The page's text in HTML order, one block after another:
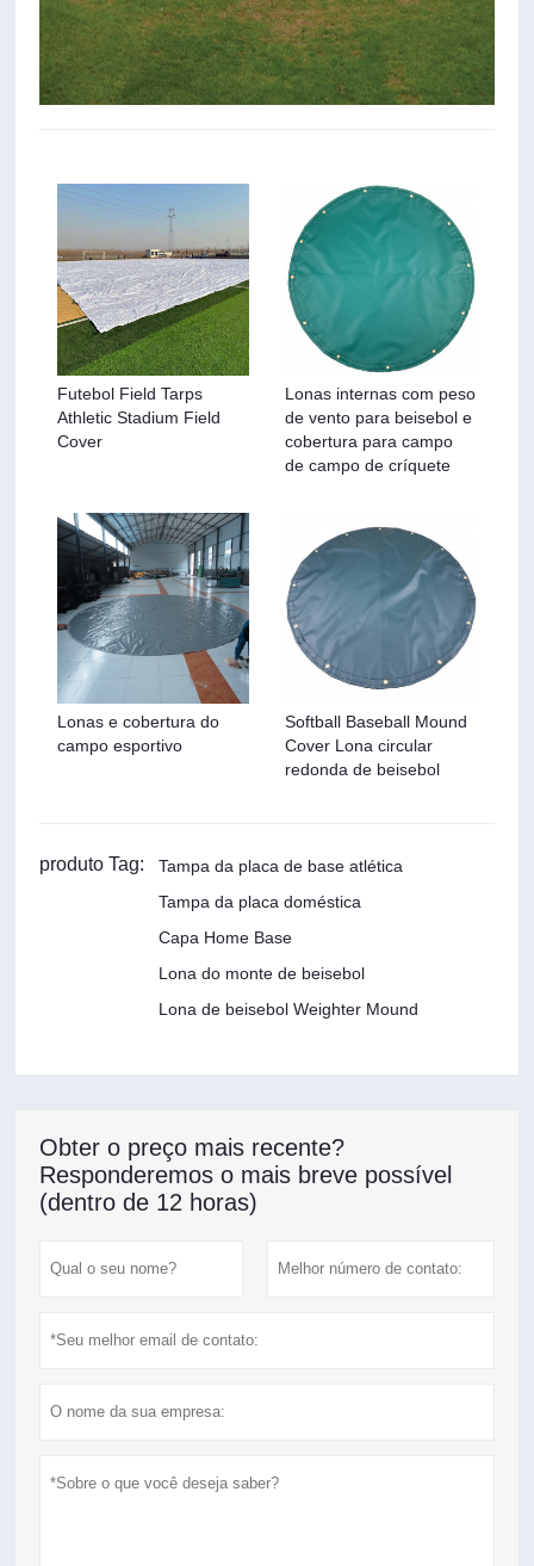
Futebol Field Tarps
Athletic Stadium Field
Cover
Lonas internas com peso
de vento para beisebol e
cobertura para campo
de campo de críquete
Lonas e cobertura do
campo esportivo
Softball Baseball Mound
Cover Lona circular
redonda de beisebol
produto Tag:
Tampa da placa de base atlética
Tampa da placa doméstica
Capa Home Base
Lona do monte de beisebol
Lona de beisebol Weighter Mound
Obter o preço mais recente?
Responderemos o mais breve possível
(dentro de 12 horas)